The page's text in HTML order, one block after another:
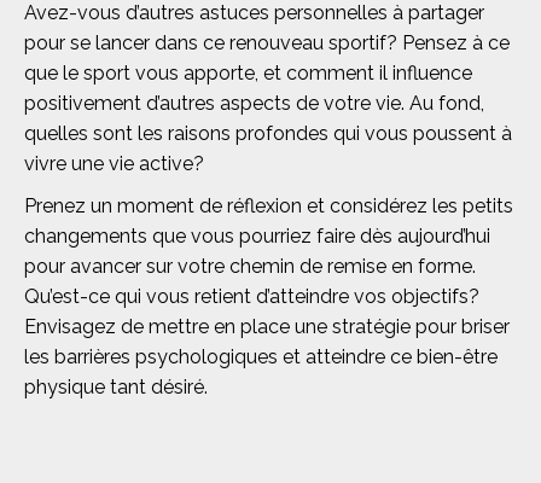
Avez-vous d’autres astuces personnelles à partager
pour se lancer dans ce renouveau sportif? Pensez à ce
que le sport vous apporte, et comment il influence
positivement d’autres aspects de votre vie. Au fond,
quelles sont les raisons profondes qui vous poussent à
vivre une vie active?
Prenez un moment de réflexion et considérez les petits
changements que vous pourriez faire dès aujourd’hui
pour avancer sur votre chemin de remise en forme.
Qu’est-ce qui vous retient d’atteindre vos objectifs?
Envisagez de mettre en place une stratégie pour briser
les barrières psychologiques et atteindre ce bien-être
physique tant désiré.